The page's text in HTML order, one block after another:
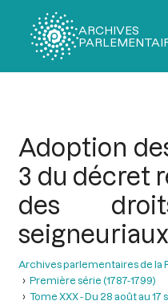
ARCHIVES
Adoption
3 du décret
des
seigneuriaux
Archives parlementaires de la
Première série (1787-1799)
Tome XXX - Du 28 août au 17